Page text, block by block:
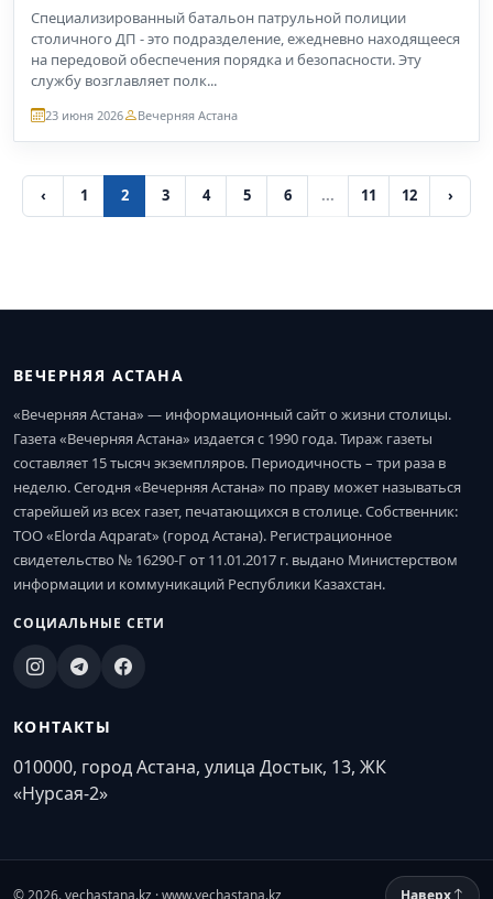
Специализированный батальон патрульной полиции
столичного ДП - это подразделение, ежедневно находящееся
на передовой обеспечения порядка и безопасности. Эту
службу возглавляет полк...
23 июня 2026 Вечерняя Астана
‹ 1 2 3 4 5 6 ... 11 12 ›
ВЕЧЕРНЯЯ АСТАНА
«Вечерняя Астана» — информационный сайт о жизни столицы.
Газета «Вечерняя Астана» издается с 1990 года. Тираж газеты
составляет 15 тысяч экземпляров. Периодичность – три раза в
неделю. Сегодня «Вечерняя Астана» по праву может называться
старейшей из всех газет, печатающихся в столице. Собственник:
ТОО «Elorda Aqparat» (город Астана). Регистрационное
свидетельство № 16290-Г от 11.01.2017 г. выдано Министерством
информации и коммуникаций Республики Казахстан.
СОЦИАЛЬНЫЕ СЕТИ
КОНТАКТЫ
010000, город Астана, улица Достык, 13, ЖК
«Нурсая-2»
© 2026. vechastana.kz · www.vechastana.kz Наверх